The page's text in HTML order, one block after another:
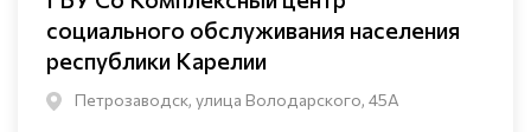
социального обслуживания населения
республики Карелии
Петрозаводск, улица Володарского, 45А